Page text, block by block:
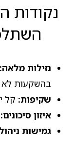
נקודות
נזילות מלאה:
בהשקעות לא
שקיפות: קל
איזון סיכונים:
גמישות